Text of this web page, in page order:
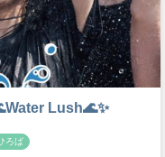
Lush🌊✨
ろば